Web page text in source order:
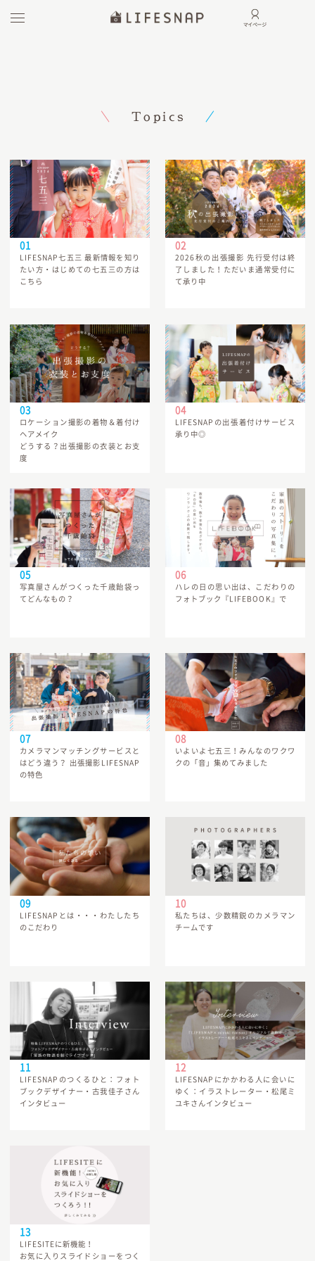
Topics
LIFESNAP七五三 最新情報を知り
たい方・はじめての七五三の方は
こちら
2026秋の出張撮影 先行受付は終
了しました！ただいま通常受付に
て承り中
ロケーション撮影の着物＆着付け
ヘアメイク
どうする？出張撮影の衣装とお支
度
LIFESNAPの出張着付けサービス
承り中◎
写真屋さんがつくった千歳飴袋っ
てどんなもの？
ハレの日の思い出は、こだわりの
フォトブック『LIFEBOOK』で
カメラマンマッチングサービスと
はどう違う？ 出張撮影LIFESNAP
の特色
いよいよ七五三！みんなのワクワ
クの「音」集めてみました
LIFESNAPとは・・・わたしたち
のこだわり
私たちは、少数精鋭のカメラマン
チームです
LIFESNAPのつくるひと：フォト
ブックデザイナー・古我佳子さん
インタビュー
LIFESNAPにかかわる人に会いに
ゆく：イラストレーター・松尾ミ
ユキさんインタビュー
LIFESITEに新機能！
お気に入りスライドショーをつく